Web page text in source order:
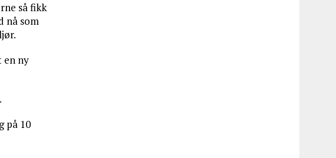
så fikk
nå som
en ny
på 10